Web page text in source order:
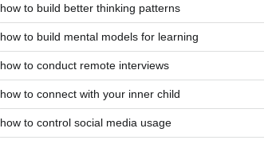
how to build better thinking patterns
how to build mental models for learning
how to conduct remote interviews
how to connect with your inner child
how to control social media usage